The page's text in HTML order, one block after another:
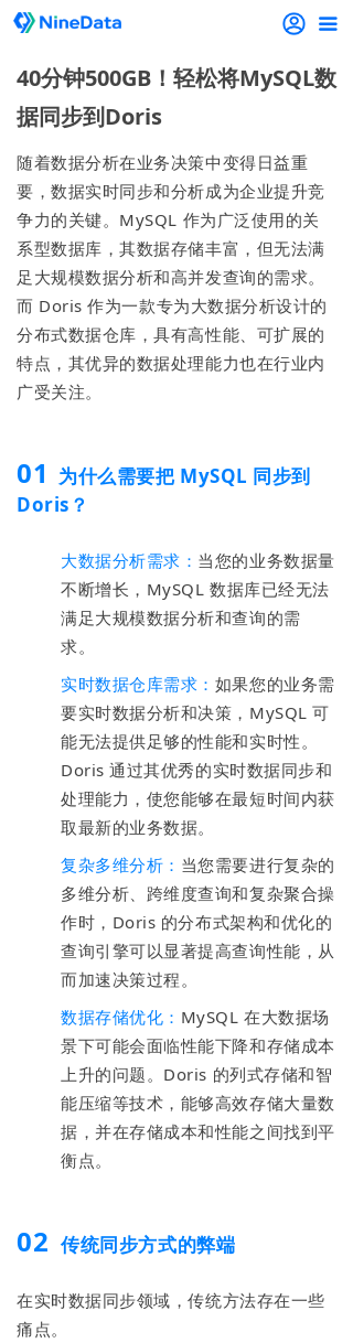
끀
40分钟500GB！轻松将MySQL数
据同步到Doris
随着数据分析在业务决策中变得日益重
要，数据实时同步和分析成为企业提升竞
争力的关键。MySQL 作为广泛使用的关
系型数据库，其数据存储丰富，但无法满
足大规模数据分析和高并发查询的需求。
而 Doris 作为一款专为大数据分析设计的
分布式数据仓库，具有高性能、可扩展的
特点，其优异的数据处理能力也在行业内
广受关注。
01
为什么需要把 MySQL 同步到
Doris？
大数据分析需求： 当您的业务数据量
不断增长，MySQL 数据库已经无法
满足大规模数据分析和查询的需
求。
实时数据仓库需求： 如果您的业务需
要实时数据分析和决策，MySQL 可
能无法提供足够的性能和实时性。
Doris 通过其优秀的实时数据同步和
处理能力，使您能够在最短时间内获
取最新的业务数据。
复杂多维分析： 当您需要进行复杂的
多维分析、跨维度查询和复杂聚合操
作时，Doris 的分布式架构和优化的
查询引擎可以显著提高查询性能，从
而加速决策过程。
数据存储优化： MySQL 在大数据场
景下可能会面临性能下降和存储成本
上升的问题。Doris 的列式存储和智
能压缩等技术，能够高效存储大量数
据，并在存储成本和性能之间找到平
衡点。
02 传统同步方式的弊端
在实时数据同步领域，传统方法存在一些
痛点。